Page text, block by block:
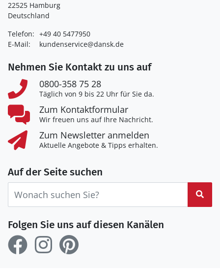
22525 Hamburg
Deutschland
Telefon: +49 40 5477950
E-Mail:
kundenservice@dansk.de
Nehmen Sie Kontakt zu uns auf
0800-358 75 28
Täglich von 9 bis 22 Uhr für Sie da.
Zum Kontaktformular
Wir freuen uns auf Ihre Nachricht.
Zum Newsletter anmelden
Aktuelle Angebote & Tipps erhalten.
Auf der Seite suchen
Folgen Sie uns auf diesen Kanälen